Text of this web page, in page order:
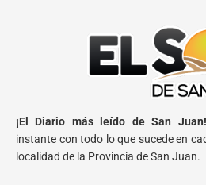
¡El Diario más leído de San Juan!
instante con todo lo que sucede en
localidad de la Provincia de San Juan.